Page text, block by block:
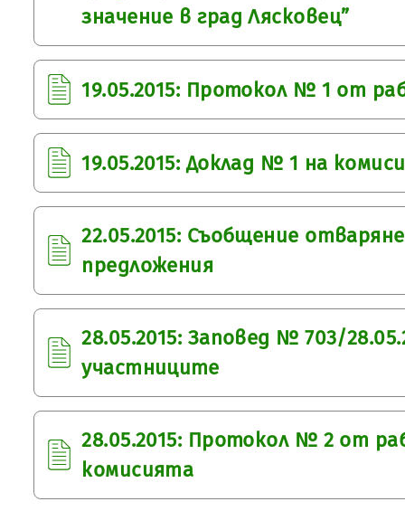
значение в град Лясковец”
19.05.2015: Протокол № 1 от
19.05.2015: Доклад № 1 на
22.05.2015: Съобщение
предложения
28.05.2015: Заповед № 703/
участниците
28.05.2015: Протокол № 2 от
комисията